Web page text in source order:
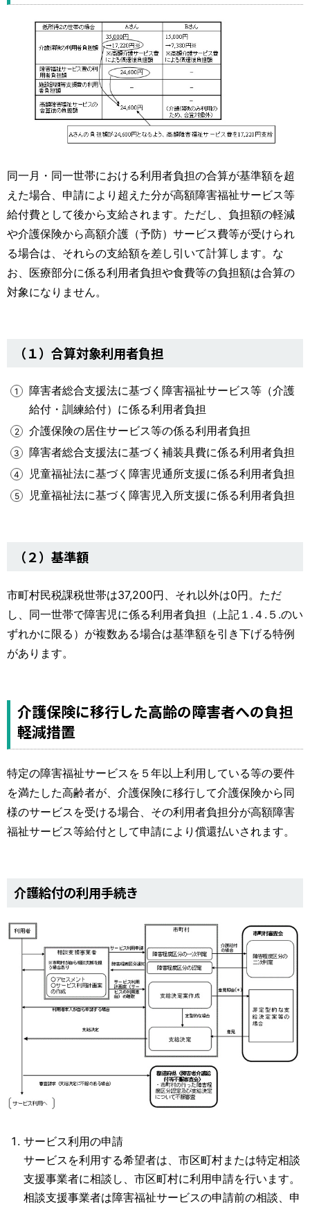
同一月・同一世帯における利用者負担の合算が基準額を超
えた場合、申請により超えた分が高額障害福祉サービス等
給付費として後から支給されます。ただし、負担額の軽減
や介護保険から高額介護（予防）サービス費等が受けられ
る場合は、それらの支給額を差し引いて計算します。な
お、医療部分に係る利用者負担や食費等の負担額は合算の
対象になりません。
（１）合算対象利用者負担
障害者総合支援法に基づく障害福祉サービス等（介護
給付・訓練給付）に係る利用者負担
介護保険の居住サービス等の係る利用者負担
障害者総合支援法に基づく補装具費に係る利用者負担
児童福祉法に基づく障害児通所支援に係る利用者負担
児童福祉法に基づく障害児入所支援に係る利用者負担
（２）基準額
市町村民税課税世帯は37,200円、それ以外は0円。ただ
し、同一世帯で障害児に係る利用者負担（上記１.４.５.のい
ずれかに限る）が複数ある場合は基準額を引き下げる特例
があります。
介護保険に移行した高齢の障害者への負担
軽減措置
特定の障害福祉サービスを５年以上利用している等の要件
を満たした高齢者が、介護保険に移行して介護保険から同
様のサービスを受ける場合、その利用者負担分が高額障害
福祉サービス等給付として申請により償還払いされます。
介護給付の利用手続き
サービス利用の申請
サービスを利用する希望者は、市区町村または特定相談
支援事業者に相談し、市区町村に利用申請を行います。
相談支援事業者は障害福祉サービスの申請前の相談、申